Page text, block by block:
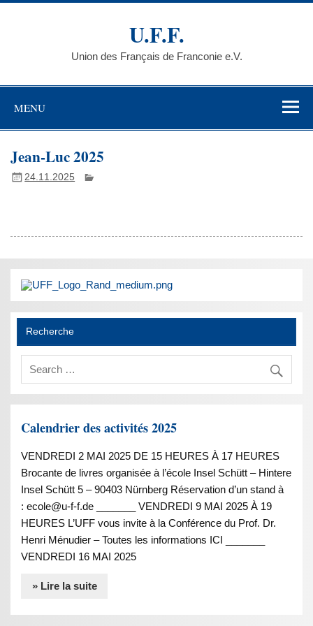
Skip
U.F.F.
Union des Français de Franconie e.V.
MENU
Jean-Luc 2025
24.11.2025
Recherche
Calendrier des activités 2025
VENDREDI 2 MAI 2025 DE 15 HEURES À 17 HEURES
Brocante de livres organisée à l’école Insel Schütt – Hintere
Insel Schütt 5 – 90403 Nürnberg Réservation d’un stand à
: ecole@u-f-f.de _______ VENDREDI 9 MAI 2025 À 19
HEURES L’UFF vous invite à la Conférence du Prof. Dr.
Henri Ménudier – Toutes les informations ICI _______
VENDREDI 16 MAI 2025
» Lire la suite